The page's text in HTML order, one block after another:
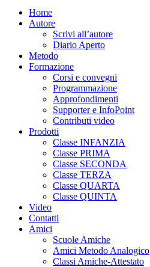
Home
Autore
Scrivi all’autore
Diario Aperto
Metodo
Formazione
Corsi e convegni
Programmazione
Approfondimenti
Supporter e InfoPoint
Contributi video
Prodotti
Classe INFANZIA
Classe PRIMA
Classe SECONDA
Classe TERZA
Classe QUARTA
Classe QUINTA
Video
Contatti
Amici
Scuole Amiche
Amici Metodo Analogico
Classi Amiche-Attestato